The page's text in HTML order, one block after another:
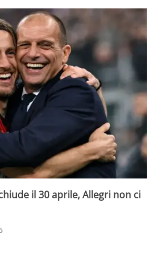
il 30 aprile, Allegri non ci